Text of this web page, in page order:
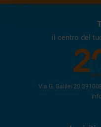
il centro del
Via G. Galilei 20.39100